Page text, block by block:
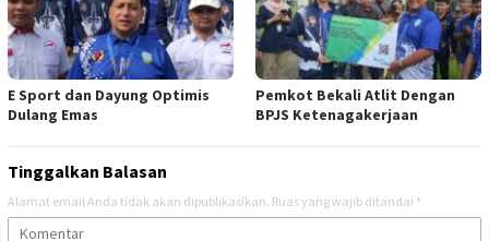
E Sport dan Dayung Optimis
Dulang Emas
Pemkot Bekali Atlit Dengan
BPJS Ketenagakerjaan
Tinggalkan Balasan
Alamat email Anda tidak akan dipublikasikan. Ruas yang wajib ditandai *